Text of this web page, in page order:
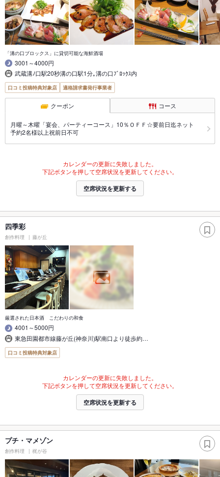
「溝の口ブロックス」に貸切可能な海鮮酒場
3001～4000円
武蔵溝ﾉ口駅20秒溝の口駅1分｡溝の口ﾌﾞﾛｯｸｽ内
口コミ投稿特典対象店 適格請求書発行事業者
クーポン コース
月曜～木曜「宴会、パーティーコース」10％ＯＦＦ☆要前日迄ネット
予約2名様以上祝前日不可
カレンダーの更新に失敗しました。
下記ボタンを押して空席状況を更新してください。
空席状況を更新する
四季彩
創作料理 藤が丘
厳選された日本酒 こだわりの和食
4001～5000円
東急田園都市線藤が丘(神奈川)駅南口より徒歩約…
口コミ投稿特典対象店
カレンダーの更新に失敗しました。
下記ボタンを押して空席状況を更新してください。
空席状況を更新する
プチ・マメゾン
創作料理 梶が谷